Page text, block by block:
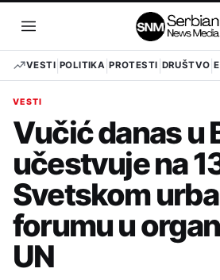
sadržaj
Otvori
meni
VESTI POLITIKA PROTESTI DRUŠTVO
VESTI
Vučić danas u
učestvuje na
Svetskom
forumu u
UN